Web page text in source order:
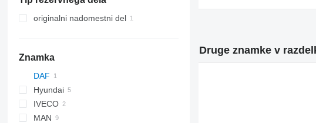
originalni nadomestni del
Znamka
DAF
XF
XF 105
Hyundai
Santa Fe
i-Series
IVECO
Stralis
MAN
Druge znamke v